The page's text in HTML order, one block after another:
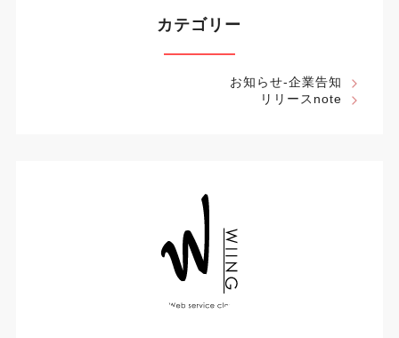
カテゴリー
お知らせ-企業告知
リリースnote